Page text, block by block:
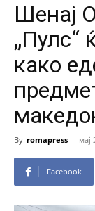
Шенај
„Пулс“
како
By romapress - мај
Facebook